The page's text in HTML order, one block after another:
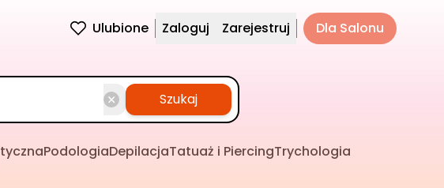
Ulubione Zaloguj Zarejestruj Dla Salonu
Szukaj
PodologiaDepilacjaTatuaż i PiercingTrychologia